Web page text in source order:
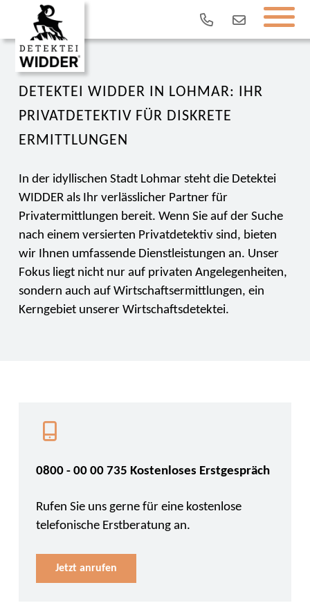
DETEKTEI WIDDER IN LOHMAR: IHR
PRIVATDETEKTIV FÜR DISKRETE
ERMITTLUNGEN
In der idyllischen Stadt Lohmar steht die Detektei
WIDDER als Ihr verlässlicher Partner für
Privatermittlungen bereit. Wenn Sie auf der Suche
nach einem versierten Privatdetektiv sind, bieten
wir Ihnen umfassende Dienstleistungen an. Unser
Fokus liegt nicht nur auf privaten Angelegenheiten,
sondern auch auf Wirtschaftsermittlungen, ein
Kerngebiet unserer Wirtschaftsdetektei.
0800 - 00 00 735 Kostenloses Erstgespräch
Rufen Sie uns gerne für eine kostenlose
telefonische Erstberatung an.
Jetzt anrufen